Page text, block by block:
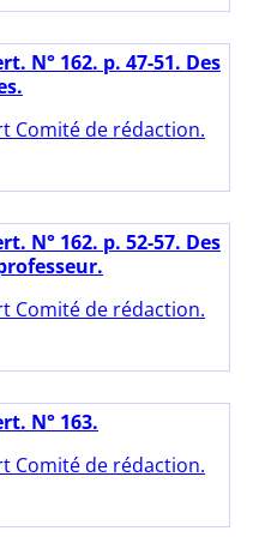
N° 162. p. 47-51. Des
Comité de rédaction.
N° 162. p. 52-57. Des
Comité de rédaction.
N° 163.
Comité de rédaction.